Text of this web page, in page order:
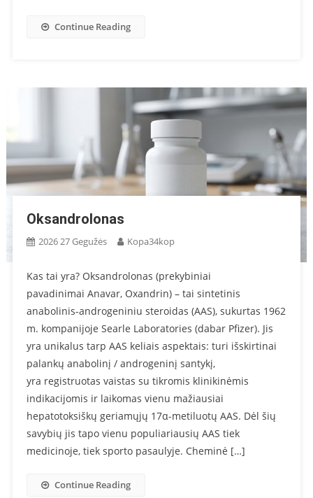
Continue Reading
Oksandrolonas
2026 27 Gegužės Kopa34kop
Kas tai yra? Oksandrolonas (prekybiniai
pavadinimai Anavar, Oxandrin) – tai sintetinis
anabolinis-androgeniniu steroidas (AAS), sukurtas 1962
m. kompanijoje Searle Laboratories (dabar Pfizer). Jis
yra unikalus tarp AAS keliais aspektais: turi išskirtinai
palankų anabolinį / androgeninį santykį,
yra registruotas vaistas su tikromis klinikinėmis
indikacijomis ir laikomas vienu mažiausiai
hepatotoksiškų geriamųjų 17α-metiluotų AAS. Dėl šių
savybių jis tapo vienu populiariausių AAS tiek
medicinoje, tiek sporto pasaulyje. Cheminė […]
Continue Reading